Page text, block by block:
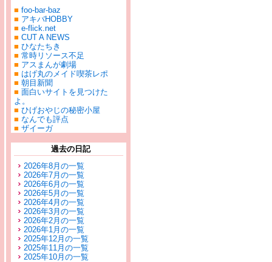
■ foo-bar-baz
■ アキバHOBBY
■ e-flick.net
■ CUT A NEWS
■ ひなたちき
■ 常時リソース不足
■ アスまんが劇場
■ はげ丸のメイド喫茶レポ
■ 朝目新聞
■ 面白いサイトを見つけた
よ。
■ ひげおやじの秘密小屋
■ なんでも評点
■ ザイーガ
過去の日記
2026年8月の一覧
2026年7月の一覧
2026年6月の一覧
2026年5月の一覧
2026年4月の一覧
2026年3月の一覧
2026年2月の一覧
2026年1月の一覧
2025年12月の一覧
2025年11月の一覧
2025年10月の一覧